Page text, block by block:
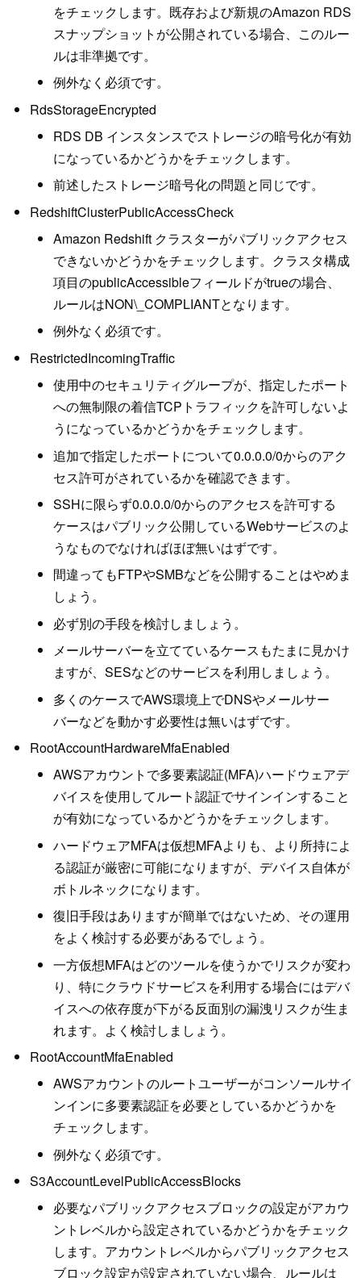
をチェックします。既存および新規のAmazon RDS
スナップショットが公開されている場合、このルー
ルは非準拠です。
例外なく必須です。
RdsStorageEncrypted
RDS DB インスタンスでストレージの暗号化が有効
になっているかどうかをチェックします。
前述したストレージ暗号化の問題と同じです。
RedshiftClusterPublicAccessCheck
Amazon Redshift クラスターがパブリックアクセス
できないかどうかをチェックします。クラスタ構成
項目のpublicAccessibleフィールドがtrueの場合、
ルールはNON\_COMPLIANTとなります。
例外なく必須です。
RestrictedIncomingTraffic
使用中のセキュリティグループが、指定したポート
への無制限の着信TCPトラフィックを許可しないよ
うになっているかどうかをチェックします。
追加で指定したポートについて0.0.0.0/0からのアク
セス許可がされているかを確認できます。
SSHに限らず0.0.0.0/0からのアクセスを許可する
ケースはパブリック公開しているWebサービスのよ
うなものでなければほぼ無いはずです。
間違ってもFTPやSMBなどを公開することはやめま
しょう。
必ず別の手段を検討しましょう。
メールサーバーを立てているケースもたまに見かけ
ますが、SESなどのサービスを利用しましょう。
多くのケースでAWS環境上でDNSやメールサー
バーなどを動かす必要性は無いはずです。
RootAccountHardwareMfaEnabled
AWSアカウントで多要素認証(MFA)ハードウェアデ
バイスを使用してルート認証でサインインすること
が有効になっているかどうかをチェックします。
ハードウェアMFAは仮想MFAよりも、より所持によ
る認証が厳密に可能になりますが、デバイス自体が
ボトルネックになります。
復旧手段はありますが簡単ではないため、その運用
をよく検討する必要があるでしょう。
一方仮想MFAはどのツールを使うかでリスクが変わ
り、特にクラウドサービスを利用する場合にはデバ
イスへの依存度が下がる反面別の漏洩リスクが生ま
れます。よく検討しましょう。
RootAccountMfaEnabled
AWSアカウントのルートユーザーがコンソールサイ
ンインに多要素認証を必要としているかどうかを
チェックします。
例外なく必須です。
S3AccountLevelPublicAccessBlocks
必要なパブリックアクセスブロックの設定がアカウ
ントレベルから設定されているかどうかをチェック
します。アカウントレベルからパブリックアクセス
ブロック設定が設定されていない場合、ルールは